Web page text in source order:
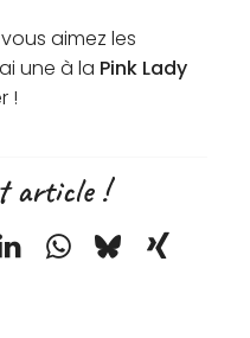
aimez les
une à la Pink Lady
!
article !